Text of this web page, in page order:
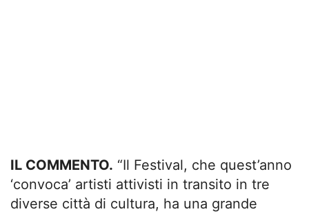
IL COMMENTO. “Il Festival, che quest’anno
‘convoca’ artisti attivisti in transito in tre
diverse città di cultura, ha una grande